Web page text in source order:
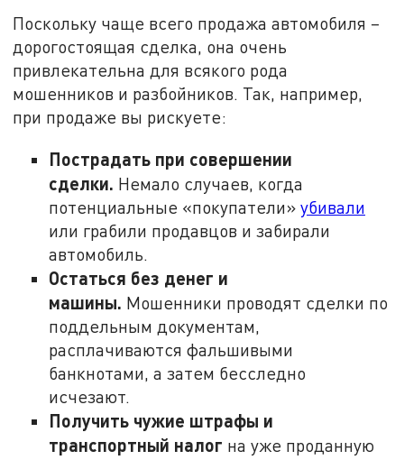
Поскольку чаще всего продажа автомобиля –
дорогостоящая сделка, она очень
привлекательна для всякого рода
мошенников и разбойников. Так, например,
при продаже вы рискуете:
Пострадать при совершении
сделки. Немало случаев, когда
потенциальные «покупатели»убивали
или грабили продавцов и забирали
автомобиль.
Остаться без денег и
машины. Мошенники проводят сделки по
поддельным документам,
расплачиваются фальшивыми
банкнотами, а затем бесследно
исчезают.
Получить чужие штрафы и
транспортный налог на уже проданную